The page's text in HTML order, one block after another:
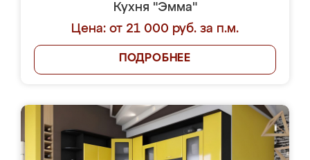
Кухня "Эмма"
Цена: от 21 000 руб. за п.м.
ПОДРОБНЕЕ